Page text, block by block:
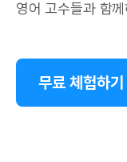
영어 고수들과 함
무료 체험하기